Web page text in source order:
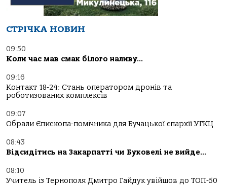
СТРІЧКА НОВИН
09:50
Коли час мав смак білого наливу…
09:16
Контакт 18-24: Стань оператором дронів та
роботизованих комплексів
09:07
Обрали Єпископа-помічника для Бучацької єпархії УГКЦ
08:43
Відсидітись на Закарпатті чи Буковелі не вийде…
08:10
Учитель із Тернополя Дмитро Гайдук увійшов до ТОП-50